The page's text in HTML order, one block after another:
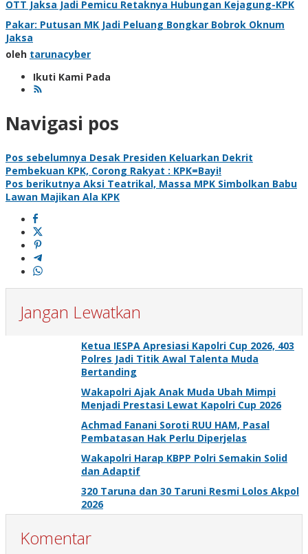
OTT Jaksa Jadi Pemicu Retaknya Hubungan Kejagung-KPK
Pakar: Putusan MK Jadi Peluang Bongkar Bobrok Oknum
Jaksa
oleh tarunacyber
Ikuti Kami Pada
Navigasi pos
Pos sebelumnya Desak Presiden Keluarkan Dekrit
Pembekuan KPK, Corong Rakyat : KPK=Bayi!
Pos berikutnya Aksi Teatrikal, Massa MPK Simbolkan Babu
Lawan Majikan Ala KPK
Jangan Lewatkan
Ketua IESPA Apresiasi Kapolri Cup 2026, 403
Polres Jadi Titik Awal Talenta Muda
Bertanding
Wakapolri Ajak Anak Muda Ubah Mimpi
Menjadi Prestasi Lewat Kapolri Cup 2026
Achmad Fanani Soroti RUU HAM, Pasal
Pembatasan Hak Perlu Diperjelas
Wakapolri Harap KBPP Polri Semakin Solid
dan Adaptif
320 Taruna dan 30 Taruni Resmi Lolos Akpol
2026
Komentar